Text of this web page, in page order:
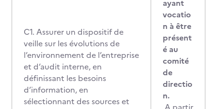
C1. Assurer un dispositif de
veille sur les évolutions de
l’environnement de l’entreprise
et d’audit interne, en
définissant les besoins
d’information, en
sélectionnant des sources et
ayant
vocatio
n à être
présent
é au
comité
de
directio
n.